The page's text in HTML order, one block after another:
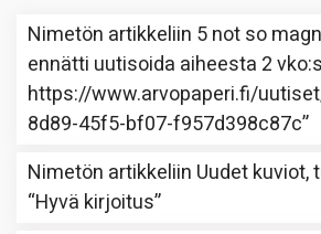
Nimetön artikkeliin 5 not so
ennätti uutisoida aiheesta 2
https://www.arvopaperi.fi/
8d89-45f5-bf07-f957d398c87c”
Nimetön artikkeliin Uudet kuviot,
“Hyvä kirjoitus”